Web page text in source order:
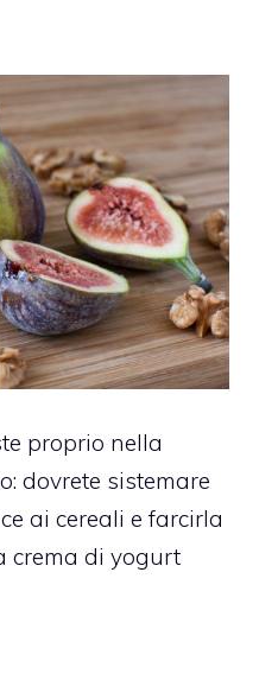
proprio nella
dovrete sistemare
ai cereali e farcirla
crema di yogurt